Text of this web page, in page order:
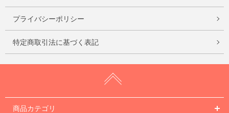
プライバシーポリシー
特定商取引法に基づく表記
商品カテゴリ